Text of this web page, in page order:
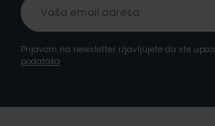
Prijavom na newsletter izjavljujete da ste
podataka